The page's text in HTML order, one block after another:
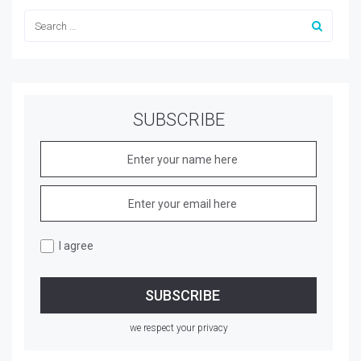
SUBSCRIBE
I agree
we respect your privacy